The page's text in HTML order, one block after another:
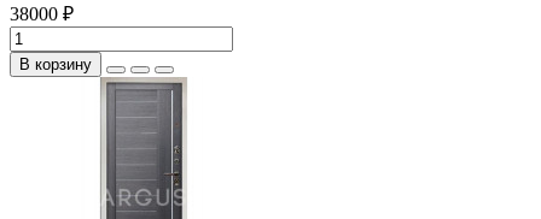
38000 ₽
В корзину